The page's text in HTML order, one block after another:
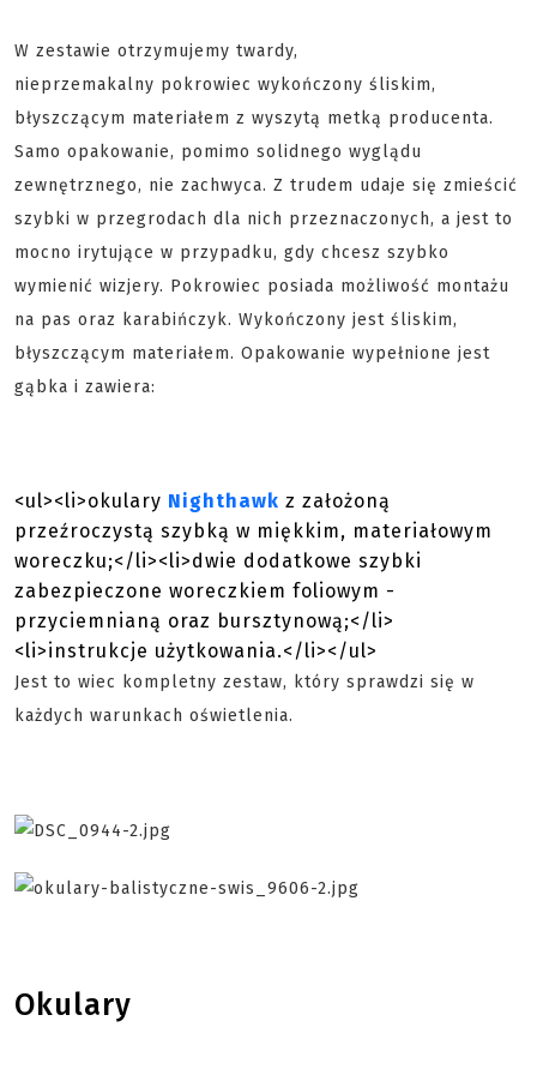
W zestawie otrzymujemy twardy,
nieprzemakalny pokrowiec wykończony śliskim,
błyszczącym materiałem z wyszytą metką producenta.
Samo opakowanie, pomimo solidnego wyglądu
zewnętrznego, nie zachwyca. Z trudem udaje się zmieścić
szybki w przegrodach dla nich przeznaczonych, a jest to
mocno irytujące w przypadku, gdy chcesz szybko
wymienić wizjery. Pokrowiec posiada możliwość montażu
na pas oraz karabińczyk. Wykończony jest śliskim,
błyszczącym materiałem. Opakowanie wypełnione jest
gąbka i zawiera:
<ul><li>okulary Nighthawk z założoną
przeźroczystą szybką w miękkim, materiałowym
woreczku;</li><li>dwie dodatkowe szybki
zabezpieczone woreczkiem foliowym -
przyciemnianą oraz bursztynową;</li>
<li>instrukcje użytkowania.</li></ul>
Jest to wiec kompletny zestaw, który sprawdzi się w
każdych warunkach oświetlenia.
Okulary